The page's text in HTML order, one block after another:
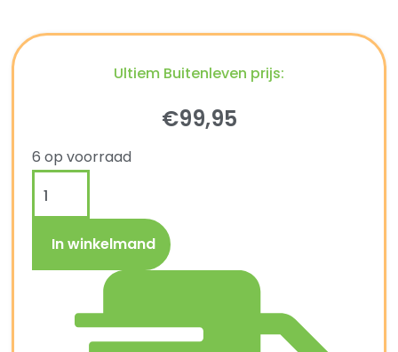
Ultiem Buitenleven prijs:
€99,95
6 op voorraad
In winkelmand